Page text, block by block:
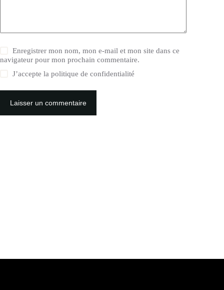
Enregistrer mon nom, mon e-mail et mon site dans ce
navigateur pour mon prochain commentaire.
J’accepte lapolitique de confidentialité
Laisser un commentaire